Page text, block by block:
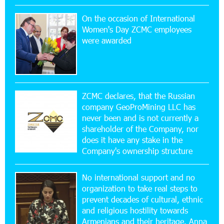
15:10:21 17-07-2026
Converse Bank Named Armenia’s Best Digital
Bank for Consumers by Euromoney
School Students Build Cybersecurity Skills
12:45:18 16-07-2026
Ucom Supports Installation of 10 kW Solar Plant
in Shenavan, Lori
20:34:31 14-07-2026
Unibank to Raffle a Trip to Italy
18:00:34 13-07-2026
On the occasion of International
Women's Day ZCMC employees
were awarded
ZCMC declares, that the Russian
company GeoProMining LLC has
never been and is not currently a
shareholder of the Company, nor
does it have any stake in the
Company's ownership structure
No international support and no
organization to take real steps to
prevent decades of cultural, ethnic
and religious hostility towards
Armenians and their heritage. Anna